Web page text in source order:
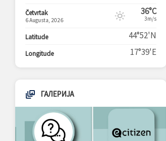
Četvrtak
6 Augusta, 2026
36°C
3m/s
Latitude 44°52'N
Longitude 17°39'E
ГАЛЕРИЈА